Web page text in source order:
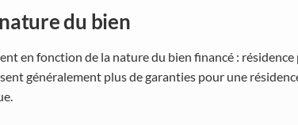
du bien
en fonction de la nature du bien financé :
généralement plus de garanties pour une